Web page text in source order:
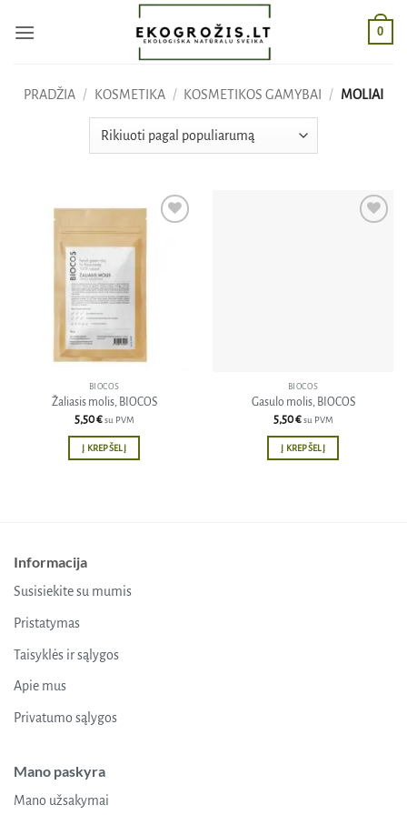
0
PRADŽIA / KOSMETIKA / KOSMETIKOS GAMYBAI / MOLIAI
BIOCOS
Žaliasis molis, BIOCOS
5,50€ su PVM
Į KREPŠELĮ
BIOCOS
Gasulo molis, BIOCOS
5,50€ su PVM
Į KREPŠELĮ
Informacija
Susisiekite su mumis
Pristatymas
Taisyklės ir sąlygos
Apie mus
Privatumo sąlygos
Mano paskyra
Mano užsakymai